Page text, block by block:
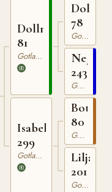
Dollman
81
Gotlandsruss
Isabella
299
Gotlandsruss
Dolle
78
Gotlandsruss
Nego
243
Gotlandsruss
Botajr
80
Gotlandsruss
Liljan
201
Gotlandsruss